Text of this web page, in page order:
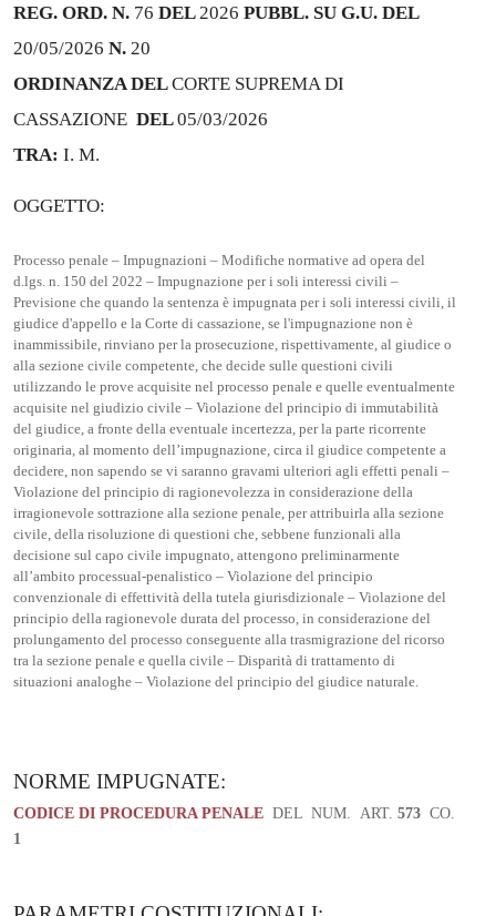
REG. ORD. N. 76 DEL2026 PUBBL. SU G.U. DEL
20/05/2026 N. 20
ORDINANZA DELCORTE SUPREMA DI
CASSAZIONE DEL05/03/2026
TRA: I. M.
OGGETTO:
Processo penale – Impugnazioni – Modifiche normative ad opera del
d.lgs. n. 150 del 2022 – Impugnazione per i soli interessi civili –
Previsione che quando la sentenza è impugnata per i soli interessi civili, il
giudice d'appello e la Corte di cassazione, se l'impugnazione non è
inammissibile, rinviano per la prosecuzione, rispettivamente, al giudice o
alla sezione civile competente, che decide sulle questioni civili
utilizzando le prove acquisite nel processo penale e quelle eventualmente
acquisite nel giudizio civile – Violazione del principio di immutabilità
del giudice, a fronte della eventuale incertezza, per la parte ricorrente
originaria, al momento dell’impugnazione, circa il giudice competente a
decidere, non sapendo se vi saranno gravami ulteriori agli effetti penali –
Violazione del principio di ragionevolezza in considerazione della
irragionevole sottrazione alla sezione penale, per attribuirla alla sezione
civile, della risoluzione di questioni che, sebbene funzionali alla
decisione sul capo civile impugnato, attengono preliminarmente
all’ambito processual-penalistico – Violazione del principio
convenzionale di effettività della tutela giurisdizionale – Violazione del
principio della ragionevole durata del processo, in considerazione del
prolungamento del processo conseguente alla trasmigrazione del ricorso
tra la sezione penale e quella civile – Disparità di trattamento di
situazioni analoghe – Violazione del principio del giudice naturale.
NORME IMPUGNATE:
CODICE DI PROCEDURA PENALE DEL NUM. ART. 573 CO.
1